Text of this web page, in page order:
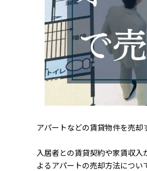
アパートなどの賃貸物件を売却
入居者との賃貸契約や家賃収
よるアパートの売却方法につい